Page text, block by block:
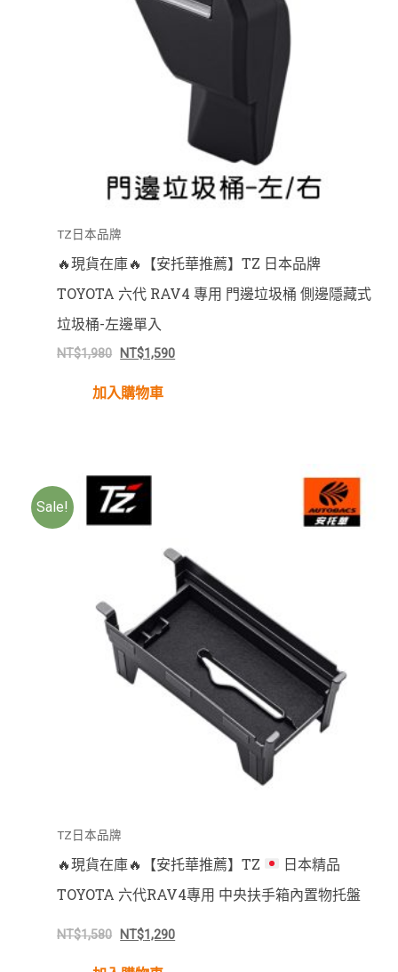
TZ日本品牌
🔥現貨在庫🔥【安托華推薦】TZ 日本品牌
TOYOTA 六代 RAV4 專用 門邊垃圾桶 側邊隱藏式
垃圾桶-左邊單入
NT$1,980 NT$1,590
加入購物車
Sale!
TZ日本品牌
🔥現貨在庫🔥 【安托華推薦】TZ
日本精品
TOYOTA 六代RAV4專用 中央扶手箱內置物托盤
NT$1,580 NT$1,290